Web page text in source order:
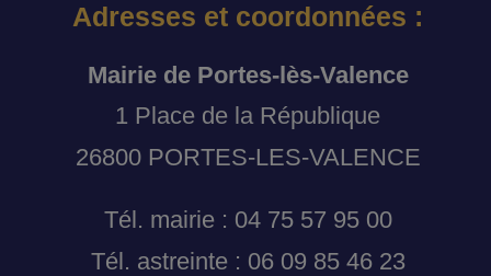
Adresses et coordonnées :
Mairie de Portes-lès-Valence
1 Place de la République
26800 PORTES-LES-VALENCE
Tél. mairie : 04 75 57 95 00
Tél. astreinte : 06 09 85 46 23